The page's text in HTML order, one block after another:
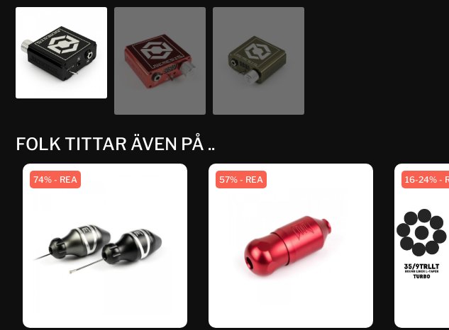
FOLK TITTAR ÄVEN PÅ ..
74% - REA 57% - REA 16-24% -